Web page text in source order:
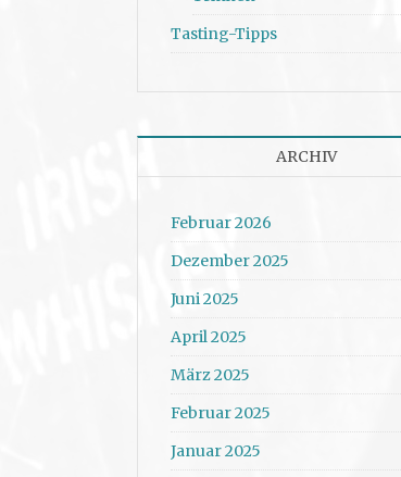
Tasting-Tipps
ARCHIV
Februar 2026
Dezember 2025
Juni 2025
April 2025
März 2025
Februar 2025
Januar 2025